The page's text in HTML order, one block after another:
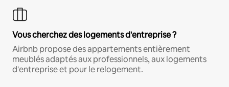
Vous cherchez des logements d'entreprise ?
Airbnb propose des appartements entièrement
meublés adaptés aux professionnels, aux logements
d'entreprise et pour le relogement.